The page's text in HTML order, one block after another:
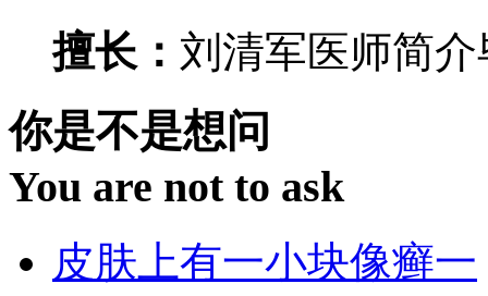
擅长： 刘清军医师简
你是不是想问
You are not to ask
皮肤上有一小块像癣一